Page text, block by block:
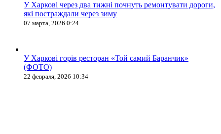
У Харкові через два тижні почнуть ремонтувати дороги,
які постраждали через зиму
07 марта, 2026 0:24
У Харкові горів ресторан «Той самий Баранчик»
(ФОТО)
22 февраля, 2026 10:34